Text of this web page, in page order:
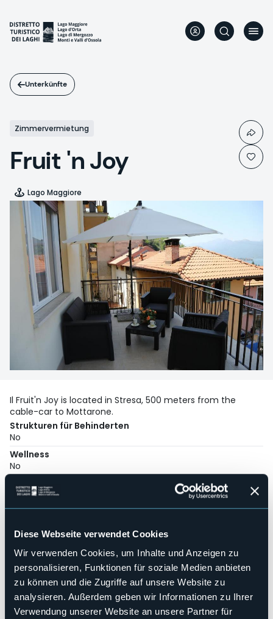
Diese Webseite verwendet Cookies
Wir verwenden Cookies, um Inhalte und Anzeigen zu
personalisieren, Funktionen für soziale Medien anbieten
zu können und die Zugriffe auf unsere Website zu
analysieren. Außerdem geben wir Informationen zu Ihrer
Verwendung unserer Website an unsere Partner für
Inhalt
Unterkünfte
Zimmervermietung
Fruit 'n Joy
Lago Maggiore
Il Fruit'n Joy is located in Stresa, 500 meters from the
cable-car to Mottarone.
Strukturen für Behinderten
No
Wellness
No
No
Hallenbad
Haustiere erlaubt
Sì
Anzahl der Zimmer
3
Anzahl der Betten
6